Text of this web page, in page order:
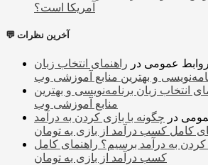
آمریکا است؟
💬 آخرین نظرات
عمومی در راهنمای انتخاب زبان
و بهترین منابع آموزشی وب
انتخاب زبان برنامه‌نویسی و بهترین
منابع آموزشی وب
در چگونه با بازی کردن به درآمد
کامل کسب درآمد از بازی به تومان
کردن به درآمد برسیم؟ راهنمای کامل
کسب درآمد از بازی به تومان